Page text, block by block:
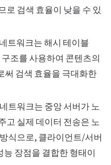
로 검색 효율이 낮을 수 있
트워크는 해시 테이블
조를 사용하여 콘텐츠의
써 검색 효율을 극대화한
트워크는 중앙 서버가 노
고 실제 데이터 전송은 노
식으로, 클라이언트/서버
능 장점을 결합한 형태이